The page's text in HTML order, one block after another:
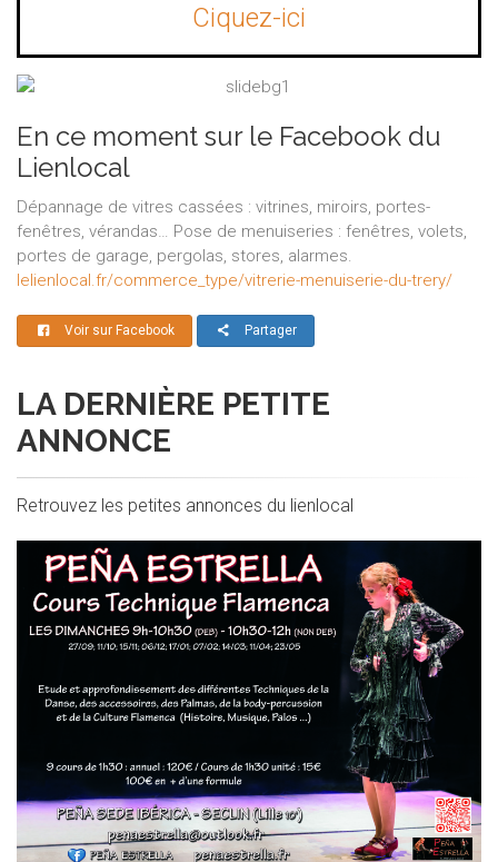
Ciquez-ici
En ce moment sur le Facebook du
Lienlocal
Dépannage de vitres cassées : vitrines, miroirs, portes-
fenêtres, vérandas… Pose de menuiseries : fenêtres, volets,
portes de garage, pergolas, stores, alarmes.
lelienlocal.fr/commerce_type/vitrerie-menuiserie-du-trery/
Voir sur Facebook Partager
LA DERNIÈRE PETITE
ANNONCE
Retrouvez les petites annonces du lienlocal